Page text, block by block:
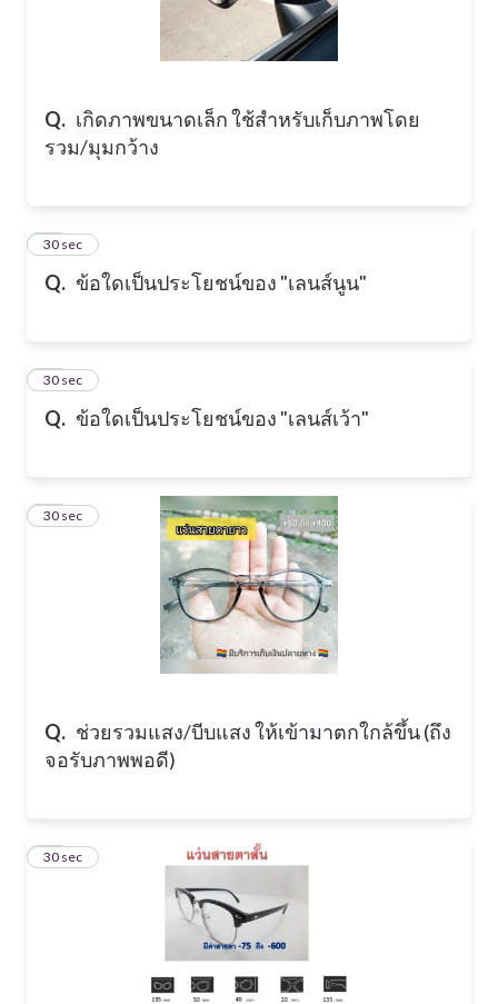
Q. เกิดภาพขนาดเล็ก ใช้สำหรับเก็บภาพโดย
รวม/มุมกว้าง
Q. ข้อใดเป็นประโยชน์ของ "เลนส์นูน"
15
30 sec
Q. ข้อใดเป็นประโยชน์ของ "เลนส์เว้า"
16
30 sec
Q. ช่วยรวมแสง/บีบแสง ให้เข้ามาตกใกล้ขึ้น (ถึง
จอรับภาพพอดี)
17
30 sec
18
30 sec